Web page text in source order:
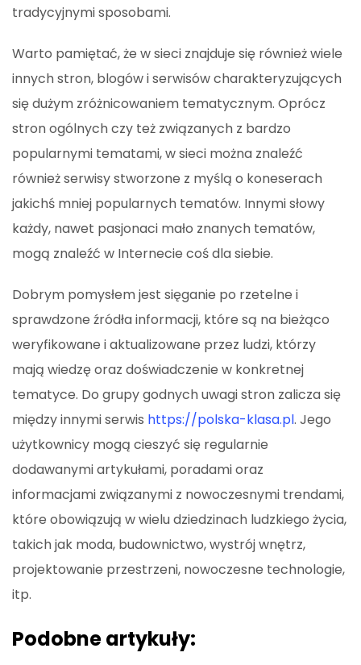
tradycyjnymi sposobami.
Warto pamiętać, że w sieci znajduje się również wiele
innych stron, blogów i serwisów charakteryzujących
się dużym zróżnicowaniem tematycznym. Oprócz
stron ogólnych czy też związanych z bardzo
popularnymi tematami, w sieci można znaleźć
również serwisy stworzone z myślą o koneserach
jakichś mniej popularnych tematów. Innymi słowy
każdy, nawet pasjonaci mało znanych tematów,
mogą znaleźć w Internecie coś dla siebie.
Dobrym pomysłem jest sięganie po rzetelne i
sprawdzone źródła informacji, które są na bieżąco
weryfikowane i aktualizowane przez ludzi, którzy
mają wiedzę oraz doświadczenie w konkretnej
tematyce. Do grupy godnych uwagi stron zalicza się
między innymi serwis https://polska-klasa.pl. Jego
użytkownicy mogą cieszyć się regularnie
dodawanymi artykułami, poradami oraz
informacjami związanymi z nowoczesnymi trendami,
które obowiązują w wielu dziedzinach ludzkiego życia,
takich jak moda, budownictwo, wystrój wnętrz,
projektowanie przestrzeni, nowoczesne technologie,
itp.
Podobne artykuły: